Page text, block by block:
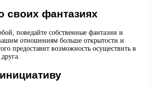
своих фантазиях
поведайте собственные фантазии и
отношениям больше открытости и
предоставит возможность осуществить в